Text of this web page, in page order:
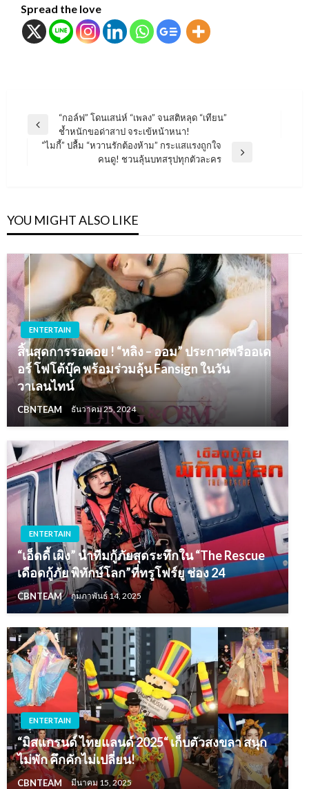
Spread the love
แนะแนว
เรื่อง
Previous
Post
“กอล์ฟ” โดนเสน่ห์ “เพลง” จนสติหลุด “เทียน”
ช้ำหนักขอด่าสาป จระเข้หน้าหนา!
“ไมกี้” ปลื้ม “หวานรักต้องห้าม” กระแสแรงถูกใจ
คนดู! ชวนลุ้นบทสรุปทุกตัวละคร
YOU MIGHT ALSO LIKE
ENTERTAIN
สิ้นสุดการรอคอย ! “หลิง – ออม” ประกาศพรีออเด
อร์ โฟโต้บุ๊ค พร้อมร่วมลุ้น Fansign ในวัน
วาเลนไทน์
CBNTEAM ธันวาคม 25, 2024
ENTERTAIN
“เอ็ดดี้ เผิง” นำทีมกู้ภัยสุดระทึกใน “The Rescue
เดือดกู้ภัย พิทักษ์โลก”ที่ทรูโฟร์ยู ช่อง 24
CBNTEAM กุมภาพันธ์ 14, 2025
ENTERTAIN
“มิสแกรนด์ ไทยแลนด์ 2025“ เก็บตัวสงขลา สนุก
ไม่พัก คึกคักไม่เปลี่ยน!
CBNTEAM มีนาคม 15, 2025